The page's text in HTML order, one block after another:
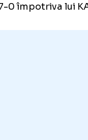
0 împotriva lui